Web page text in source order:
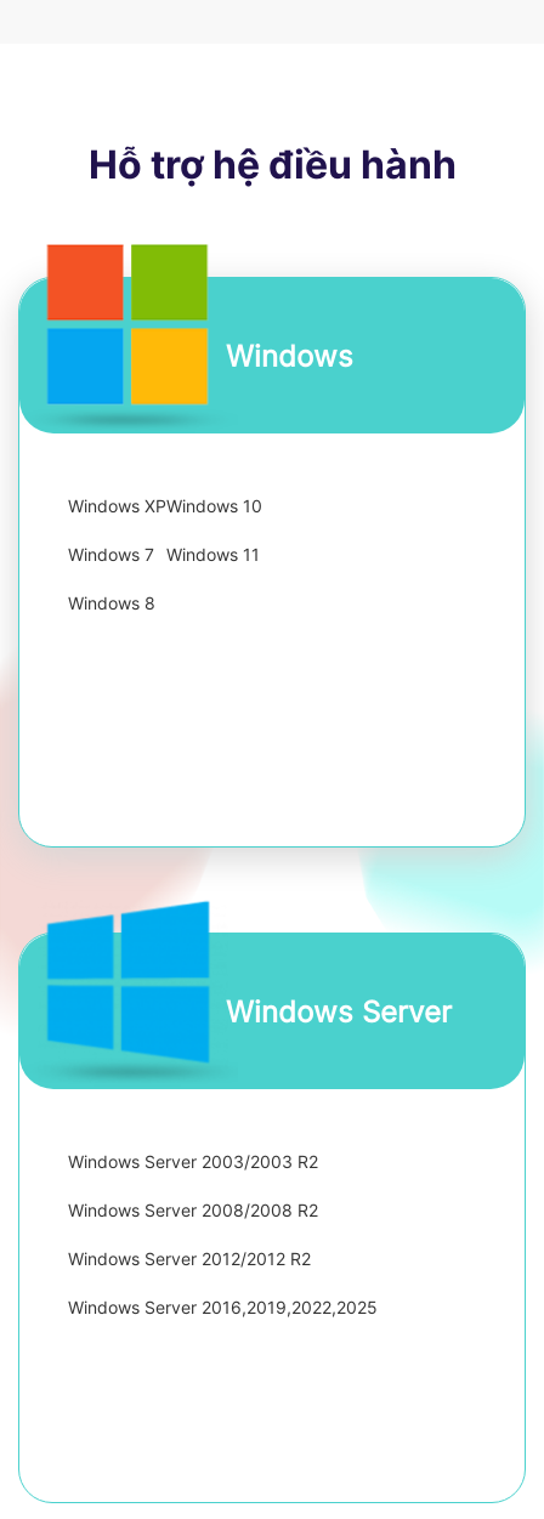
Hỗ trợ hệ điều hành
Windows
Windows XP
Windows 7
Windows 8
Windows 10
Windows 11
Windows Server
Windows Server 2003/2003 R2
Windows Server 2008/2008 R2
Windows Server 2012/2012 R2
Windows Server 2016,2019,2022,2025